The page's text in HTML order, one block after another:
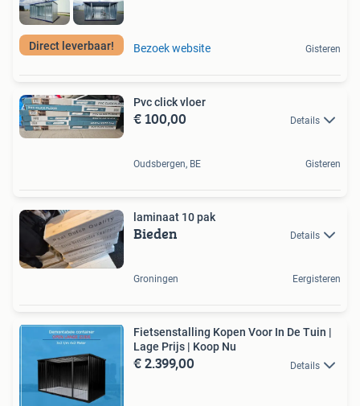
Direct leverbaar! Bezoek website Gisteren
Pvc click vloer
€ 100,00 Details
Oudsbergen, BE Gisteren
laminaat 10 pak
Bieden Details
Groningen Eergisteren
Fietsenstalling Kopen Voor In De Tuin |
Lage Prijs | Koop Nu
€ 2.399,00 Details